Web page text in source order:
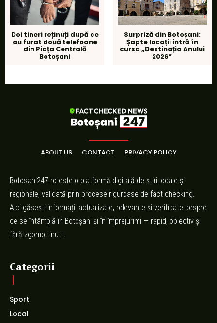
Doi tineri reținuți după ce
au furat două telefoane
din Piața Centrală
Botoșani
Surpriză din Botoșani:
Șapte locații intră în
cursa „Destinația Anului
2026”
ABOUT US CONTACT PRIVACY POLICY
Botosani247.ro este o platformă digitală de știri locale și
regionale, validată prin procese riguroase de fact-checking.
Aici găsești informații actualizate, relevante și verificate despre
ce se întâmplă în Botoșani și în împrejurimi — rapid, obiectiv și
fără zgomot inutil.
Categorii
Sport
Local